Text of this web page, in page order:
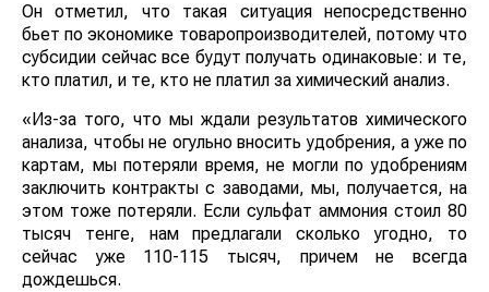
Он отметил, что такая ситуация непосредственно
бьет по экономике товаропроизводителей, потому что
субсидии сейчас все будут получать одинаковые: и те,
кто платил, и те, кто не платил за химический анализ.
«Из-за того, что мы ждали результатов химического
анализа, чтобы не огульно вносить удобрения, а уже по
картам, мы потеряли время, не могли по удобрениям
заключить контракты с заводами, мы, получается, на
этом тоже потеряли. Если сульфат аммония стоил 80
тысяч тенге, нам предлагали сколько угодно, то
сейчас уже 110-115 тысяч, причем не всегда
дождешься.